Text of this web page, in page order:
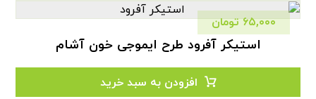
استیکر آفرود طرح ایموجی خون آشام
۶۵,۰۰۰ تومان
افزودن به سبد خرید